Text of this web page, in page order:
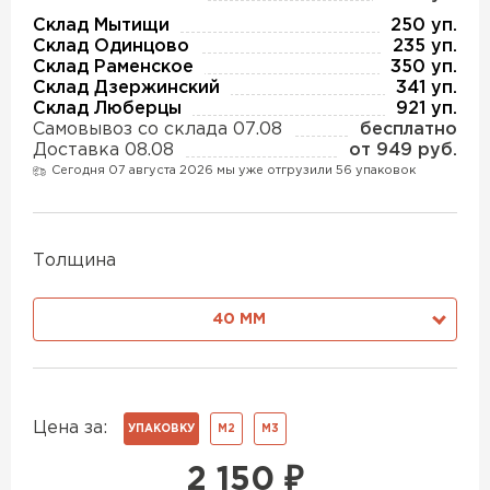
Склад Мытищи
250 уп.
Склад Одинцово
235 уп.
Склад Раменское
350 уп.
Склад Дзержинский
341 уп.
Склад Люберцы
921 уп.
Самовывоз со склада 07.08
бесплатно
Доставка 08.08
от 949 руб.
Сегодня 07 августа 2026 мы уже отгрузили 56 упаковок
Толщина
40 ММ
Цена за: УПАКОВКУ М2 М3
2 150 ₽
Утеплитель Ruspanel
ПЕРЕЙТИ
ПЕРЕЙТИ
ПЕРЕЙТИ
Утеплитель Юматекс
Утеплитель Теплекс
Утеплитель Дирок